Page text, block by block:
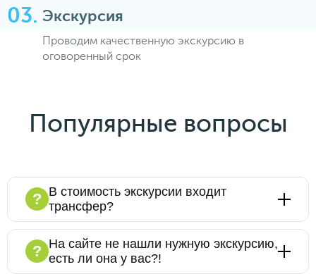
Экскурсия
Проводим качественную экскурсию в
оговоренный срок
Популярные вопросы
? В стоимость экскурсии входит
трансфер?
Конечно, мы предлагаем экскурсионные
программы "под ключ". Адрес подачи
транспорта назначаете Вы, время подачи
согласовывается с менеджером. Более
? На сайте не нашли нужную экскурсию,
есть ли она у вас?!